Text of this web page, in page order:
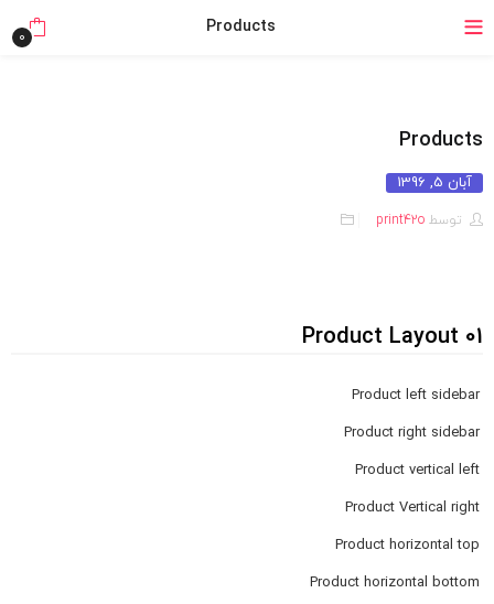
خرید قسطی با ترب‌پی
Products
0
Products
آبان 5, 1396
توسط print42o
Product Layout 01
Product left sidebar
Product right sidebar
Product vertical left
Product Vertical right
Product horizontal top
Product horizontal bottom